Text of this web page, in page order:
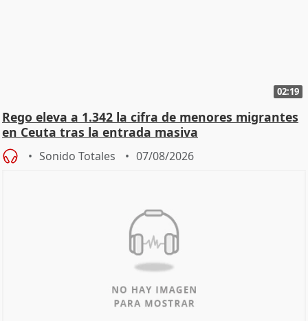
02:19
Rego eleva a 1.342 la cifra de menores migrantes
en Ceuta tras la entrada masiva
Sonido Totales 07/08/2026